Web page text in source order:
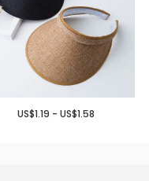
US$1.19 - US$1.58